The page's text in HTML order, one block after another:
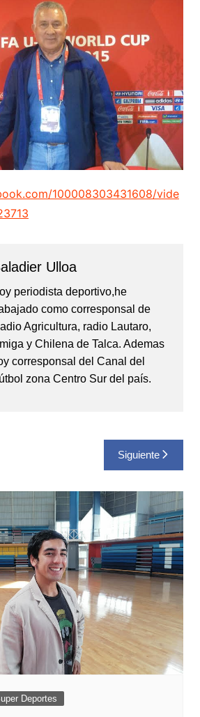
100008303431608/vide
Ulloa
periodista deportivo,he
como corresponsal de
Agricultura, radio Lautaro,
y Chilena de Talca. Ademas
corresponsal del Canal del
zona Centro Sur del país.
Siguiente
Deportes